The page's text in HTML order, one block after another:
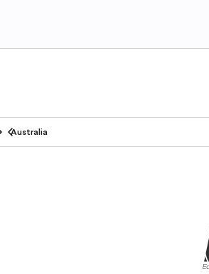
Australia